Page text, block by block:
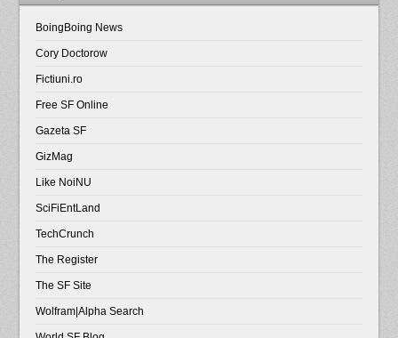
BoingBoing News
Cory Doctorow
Fictiuni.ro
Free SF Online
Gazeta SF
GizMag
Like NoiNU
SciFiEntLand
TechCrunch
The Register
The SF Site
Wolfram|Alpha Search